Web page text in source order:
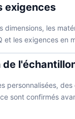
exigences
dimensions, les
et les exigences en
personnalisées,
sont confirmés